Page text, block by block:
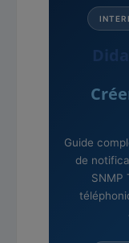
Guide
de
SNMP